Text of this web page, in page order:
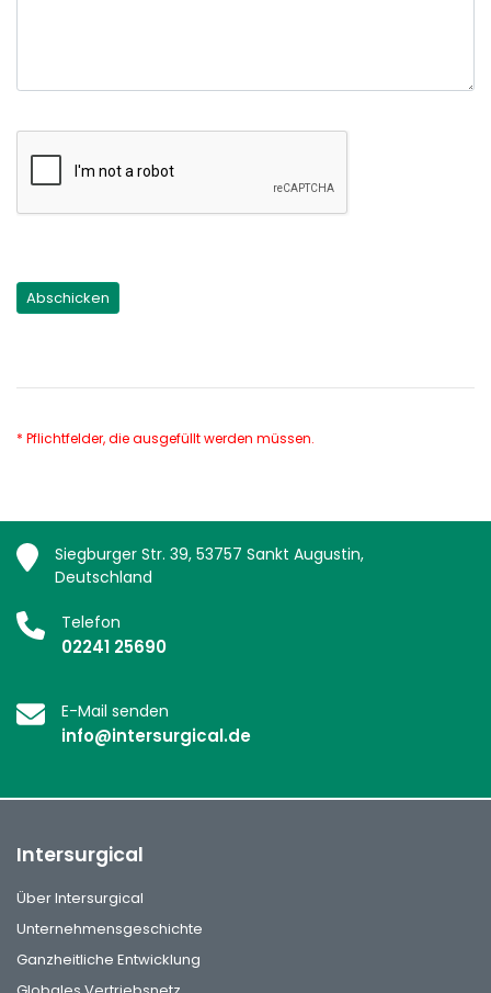
* Pflichtfelder, die ausgefüllt werden müssen.
Siegburger Str. 39, 53757 Sankt Augustin,
Deutschland
Telefon
02241 25690
E-Mail senden
info@intersurgical.de
Intersurgical
Über Intersurgical
Unternehmensgeschichte
Ganzheitliche Entwicklung